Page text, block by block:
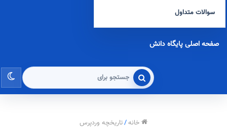
سوالات متداول
صفحه اصلی پایگاه دانش
جستجو
برای
خانه/تاریخچه وردپرس